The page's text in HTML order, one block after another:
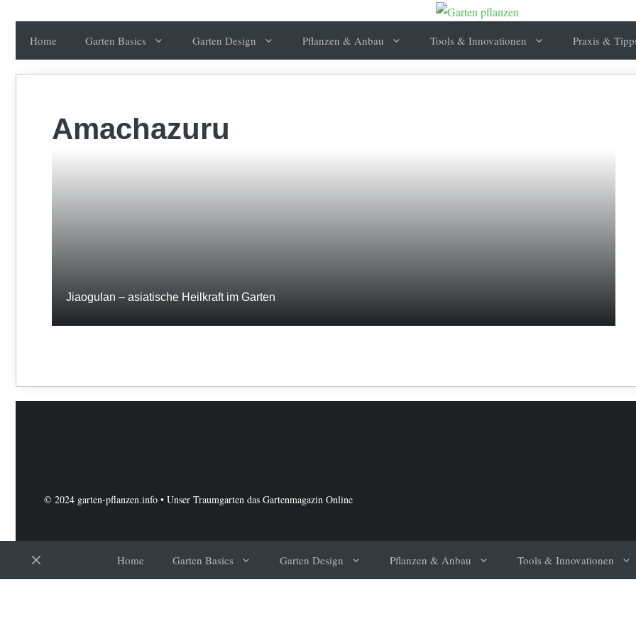
springenHome Garten Basics Garten Design Pflanzen & Anbau Tools & Innovationen Praxis &
Amachazuru
Jiaogulan – asiatische Heilkraft im Garten
© 2024 garten-pflanzen.info • Unser Traumgarten das Gartenmagazin Online
Schließen
Home Garten Basics Garten Design Pflanzen & Anbau Tools & Innovationen